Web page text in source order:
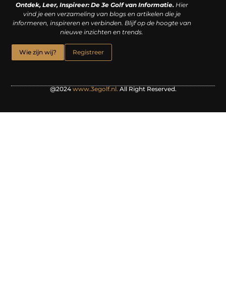
Ontdek, Leer, Inspireer: De 3e Golf van Informatie.Hier
vind je een verzameling van blogs en artikelen die je
informeren, inspireren en verbinden. Blijf op de hoogte van
nieuwe inzichten en trends.
Wie zijn wij? Registreer
@2024www.3egolf.nl.All Right Reserved.